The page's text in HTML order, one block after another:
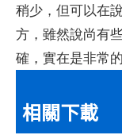
稍少，但可以在
方，雖然說尚有
確，實在是非常
相關下載